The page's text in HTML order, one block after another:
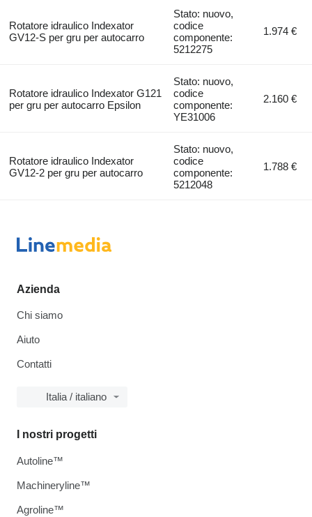
Rotatore idraulico Indexator
GV12-S per gru per autocarro
Stato: nuovo,
codice
componente:
5212275
1.974 €
Rotatore idraulico Indexator G121
per gru per autocarro Epsilon
Stato: nuovo,
codice
componente:
YE31006
2.160 €
Rotatore idraulico Indexator
GV12-2 per gru per autocarro
Stato: nuovo,
codice
componente:
5212048
1.788 €
Azienda
Chi siamo
Aiuto
Contatti
Italia / italiano
I nostri progetti
Autoline™
Machineryline™
Agroline™